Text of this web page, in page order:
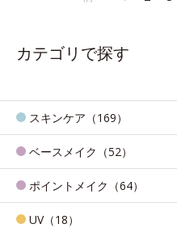
カテゴリで探す
スキンケア（169）
ベースメイク（52）
ポイントメイク（64）
UV（18）